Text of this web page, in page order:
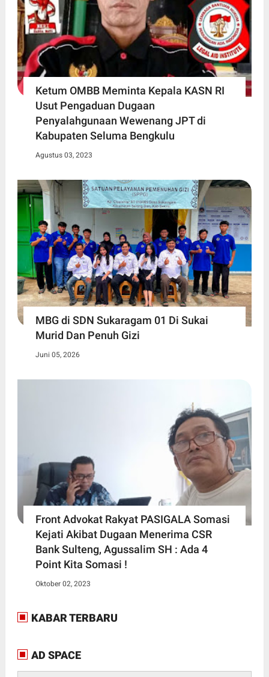
Ketum OMBB Meminta Kepala KASN RI
Usut Pengaduan Dugaan
Penyalahgunaan Wewenang JPT di
Kabupaten Seluma Bengkulu
Agustus 03, 2023
MBG di SDN Sukaragam 01 Di Sukai
Murid Dan Penuh Gizi
Juni 05, 2026
Front Advokat Rakyat PASIGALA Somasi
Kejati Akibat Dugaan Menerima CSR
Bank Sulteng, Agussalim SH : Ada 4
Point Kita Somasi !
Oktober 02, 2023
KABAR TERBARU
AD SPACE